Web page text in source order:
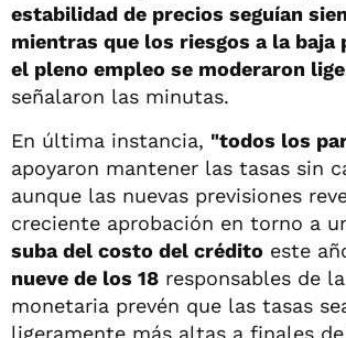
estabilidad de precios seguían
mientras que los riesgos a la baja
el pleno empleo se moderaron
señalaron las minutas.
En última instancia, "todos los
apoyaron mantener las tasas sin
aunque las nuevas previsiones
creciente aprobación en torno a
suba del costo del crédito este
nueve de los 18 responsables de
monetaria prevén que las tasas
ligeramente más altas a finales de